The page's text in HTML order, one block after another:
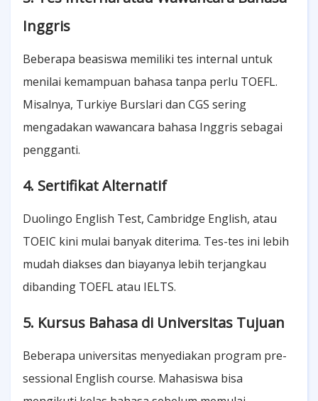
Inggris
Beberapa beasiswa memiliki tes internal untuk
menilai kemampuan bahasa tanpa perlu TOEFL.
Misalnya, Turkiye Burslari dan CGS sering
mengadakan wawancara bahasa Inggris sebagai
pengganti.
4. Sertifikat Alternatif
Duolingo English Test, Cambridge English, atau
TOEIC kini mulai banyak diterima. Tes-tes ini lebih
mudah diakses dan biayanya lebih terjangkau
dibanding TOEFL atau IELTS.
5. Kursus Bahasa di Universitas Tujuan
Beberapa universitas menyediakan program pre-
sessional English course. Mahasiswa bisa